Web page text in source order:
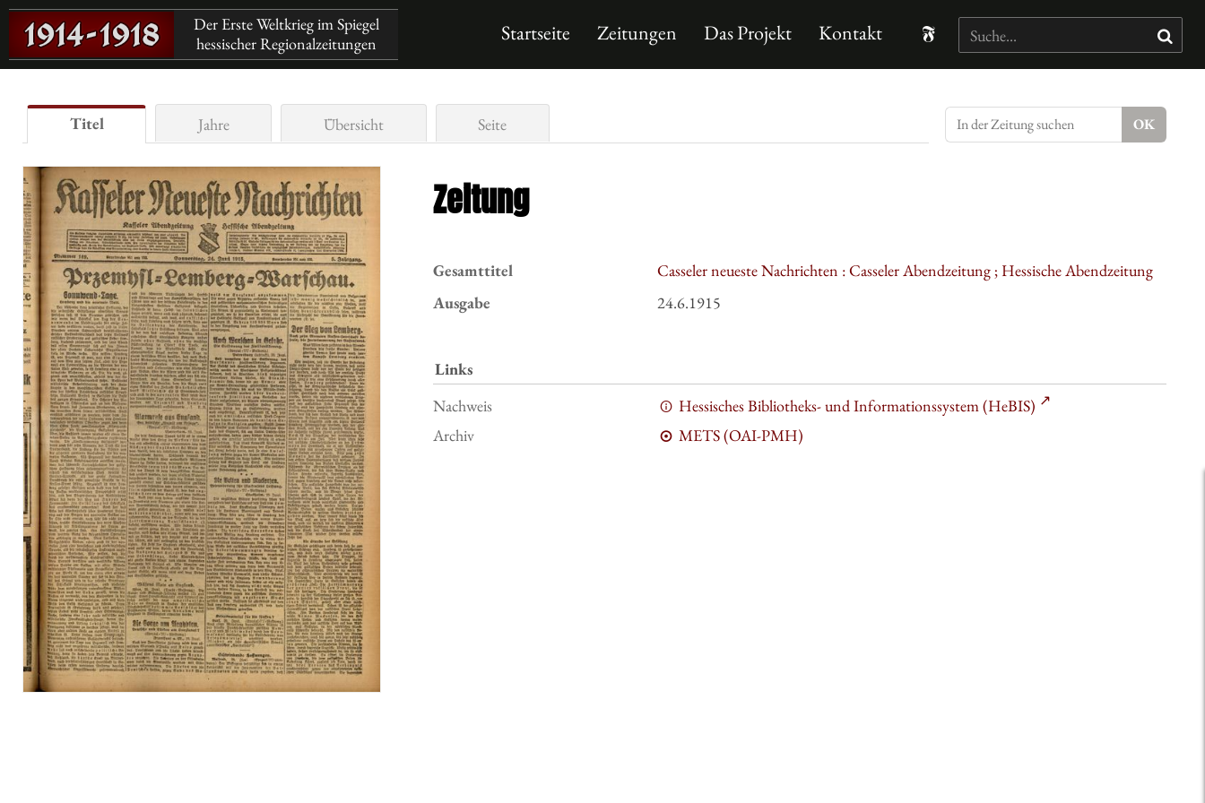
Der Erste Weltkrieg im Spiegel
hessischer Regionalzeitungen
Startseite Zeitungen Das Projekt Kontakt
Titel Jahre Übersicht Seite
Zeitung
Gesamttitel
Casseler neueste Nachrichten : Casseler Abendzeitung ; Hessische Abendzeitung
Ausgabe
24.6.1915
Links
Nachweis
Hessisches Bibliotheks- und Informationssystem (HeBIS)
Archiv
METS (OAI-PMH)